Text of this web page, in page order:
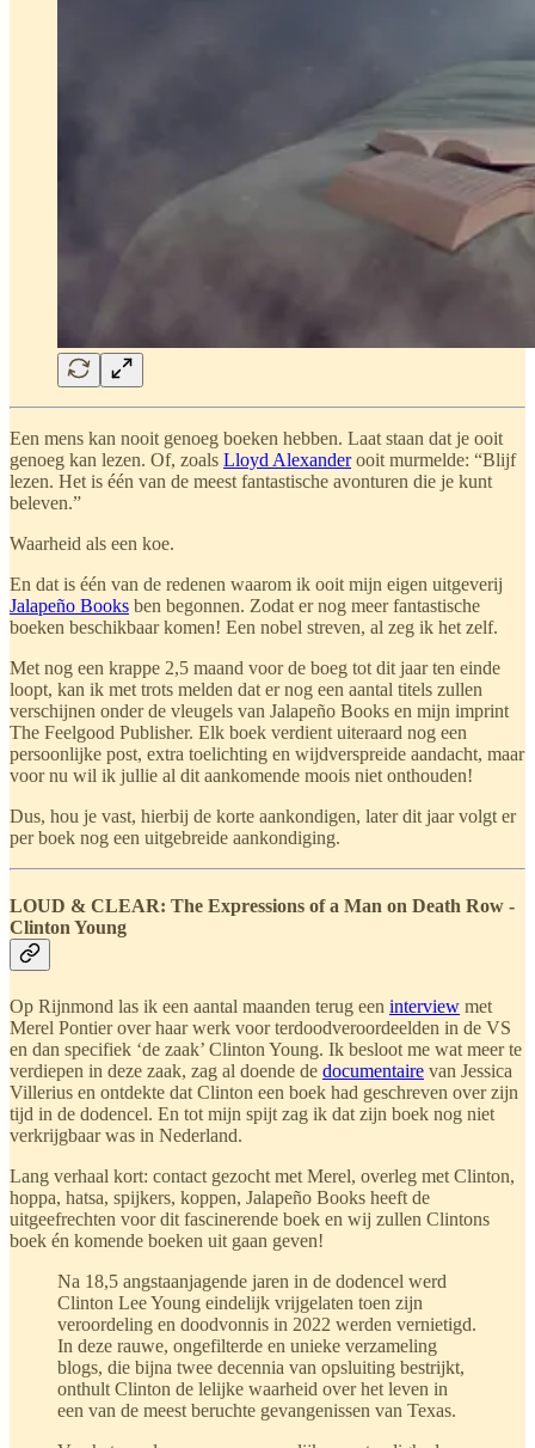
Een mens kan nooit genoeg boeken hebben. Laat staan dat je ooit
genoeg kan lezen. Of, zoals Lloyd Alexanderooit murmelde: “Blijf
lezen. Het is één van de meest fantastische avonturen die je kunt
beleven.”
Waarheid als een koe.
En dat is één van de redenen waarom ik ooit mijn eigen uitgeverij
Jalapeño Books ben begonnen. Zodat er nog meer fantastische
boeken beschikbaar komen! Een nobel streven, al zeg ik het zelf.
Met nog een krappe 2,5 maand voor de boeg tot dit jaar ten einde
loopt, kan ik met trots melden dat er nog een aantal titels zullen
verschijnen onder de vleugels van Jalapeño Books en mijn imprint
The Feelgood Publisher. Elk boek verdient uiteraard nog een
persoonlijke post, extra toelichting en wijdverspreide aandacht, maar
voor nu wil ik jullie al dit aankomende moois niet onthouden!
Dus, hou je vast, hierbij de korte aankondigen, later dit jaar volgt er
per boek nog een uitgebreide aankondiging.
LOUD & CLEAR: The Expressions of a Man on Death Row -
Clinton Young
Op Rijnmond las ik een aantal maanden terug een interview met
Merel Pontier over haar werk voor terdoodveroordeelden in de VS
en dan specifiek ‘de zaak’ Clinton Young. Ik besloot me wat meer te
verdiepen in deze zaak, zag al doende de documentaire van Jessica
Villerius en ontdekte dat Clinton een boek had geschreven over zijn
tijd in de dodencel. En tot mijn spijt zag ik dat zijn boek nog niet
verkrijgbaar was in Nederland.
Lang verhaal kort: contact gezocht met Merel, overleg met Clinton,
hoppa, hatsa, spijkers, koppen, Jalapeño Books heeft de
uitgeefrechten voor dit fascinerende boek en wij zullen Clintons
boek én komende boeken uit gaan geven!
Na 18,5 angstaanjagende jaren in de dodencel werd
Clinton Lee Young eindelijk vrijgelaten toen zijn
veroordeling en doodvonnis in 2022 werden vernietigd.
In deze rauwe, ongefilterde en unieke verzameling
blogs, die bijna twee decennia van opsluiting bestrijkt,
onthult Clinton de lelijke waarheid over het leven in
een van de meest beruchte gevangenissen van Texas.